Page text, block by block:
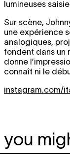
lumineuses
Sur scène,
une expérience
analogiques,
fondent dans un
donne
connaît ni le
instagram.com/
you